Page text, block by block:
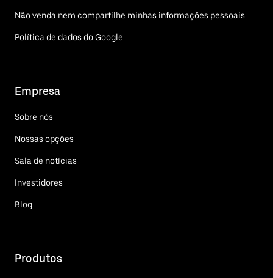
Não venda nem compartilhe minhas informações pessoais
Política de dados do Google
Empresa
Sobre nós
Nossas opções
Sala de notícias
Investidores
Blog
Produtos